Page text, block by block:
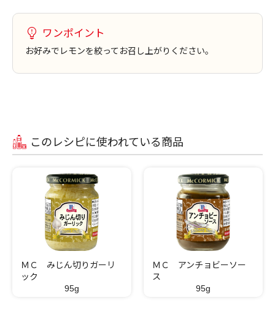
ワンポイント
お好みでレモンを絞ってお召し上がりください。
このレシピに使われている商品
ＭＣ みじん切りガーリ
ック
95g
ＭＣ アンチョビーソー
ス
95g